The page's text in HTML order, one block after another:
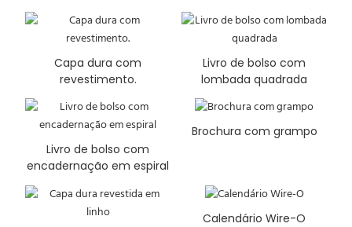
Capa dura com
revestimento.
Livro de bolso com
lombada quadrada
Livro de bolso com
encadernação em espiral
Brochura com grampo
Calendário Wire-O